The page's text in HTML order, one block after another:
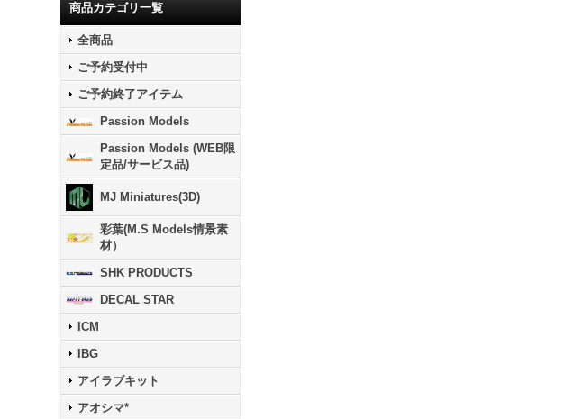
商品カテゴリ一覧
全商品
ご予約受付中
ご予約終了アイテム
Passion Models
Passion Models (WEB限
定品/サービス品)
MJ Miniatures(3D)
彩葉(M.S Models情景素
材）
SHK PRODUCTS
DECAL STAR
ICM
IBG
アイラブキット
アオシマ*